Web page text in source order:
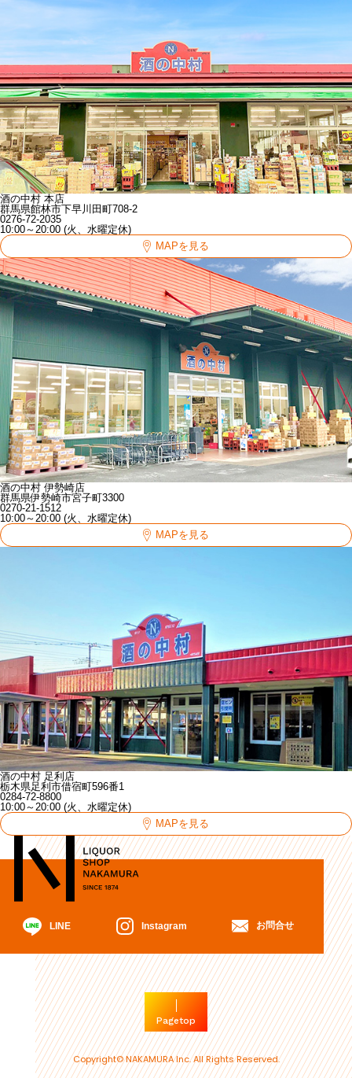
酒の中村 本店
群馬県館林市下早川田町708-2
0276-72-2035
10:00～20:00 (火、水曜定休)
MAPを見る
酒の中村 伊勢崎店
群馬県伊勢崎市宮子町3300
0270-21-1512
10:00～20:00 (火、水曜定休)
MAPを見る
酒の中村 足利店
栃木県足利市借宿町596番1
0284-72-8800
10:00～20:00 (火、水曜定休)
MAPを見る
LINE Instagram お問合せ
Pagetop
Copyright© NAKAMURA Inc. All Rights Reserved.